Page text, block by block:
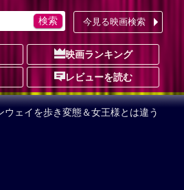
今見る映画検索
映画ランキング
レビューを読む
ェイを歩き変態＆女王様とは違う